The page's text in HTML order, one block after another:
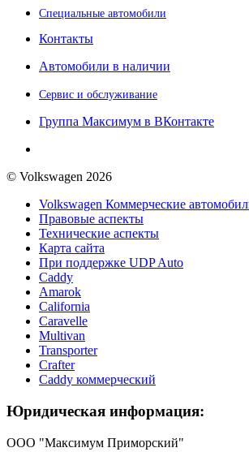
Специальные автомобили
Контакты
Автомобили в наличии
Сервис и обслуживание
Группа Максимум в ВКонтакте
© Volkswagen 2026
Volkswagen Коммерческие
Правовые аспекты
Технические аспекты
Карта сайта
При поддержке UDP Auto
Caddy
Amarok
California
Caravelle
Multivan
Transporter
Crafter
Caddy коммерческий
Юридическая информация:
ООО "Максимум Приморский"